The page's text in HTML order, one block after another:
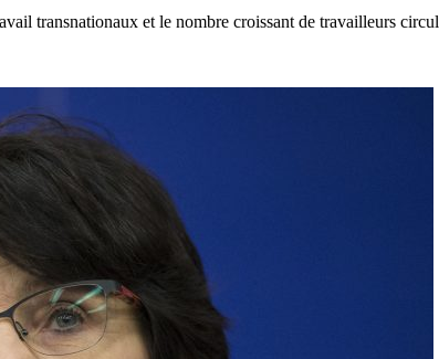
transnationaux et le nombre croissant de travailleurs